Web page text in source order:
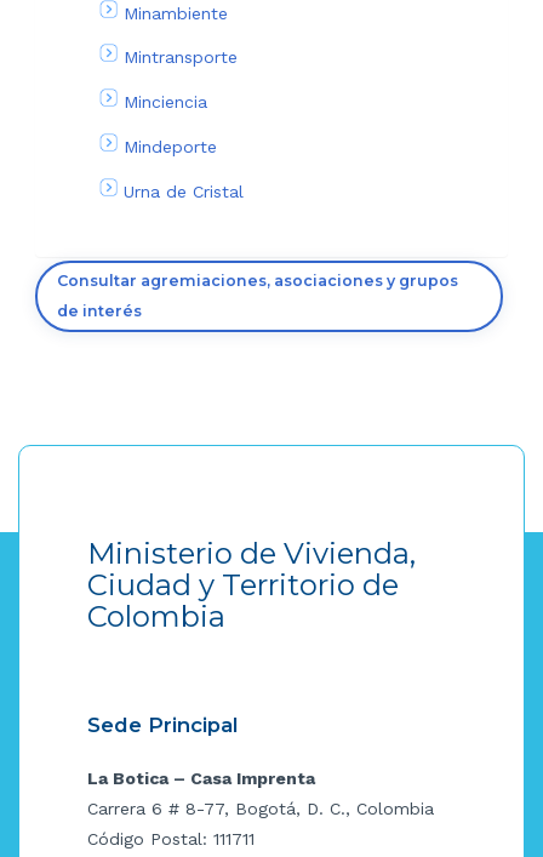
Minambiente
Mintransporte
Minciencia
Mindeporte
Urna de Cristal
Consultar agremiaciones, asociaciones y grupos
de interés
Ministerio de Vivienda,
Ciudad y Territorio de
Colombia
Sede Principal
La Botica – Casa Imprenta
Carrera 6 # 8-77, Bogotá, D. C., Colombia
Código Postal: 111711